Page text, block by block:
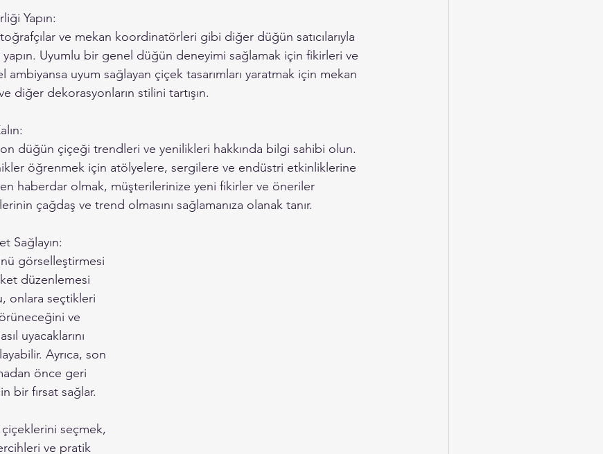
Yapın:
ve mekan koordinatörleri gibi diğer düğün satıcılarıyla
Uyumlu bir genel düğün deneyimi sağlamak için fikirleri ve
ambiyansa uyum sağlayan çiçek tasarımları yaratmak için mekan
diğer dekorasyonların stilini tartışın.
düğün çiçeği trendleri ve yenilikleri hakkında bilgi sahibi olun.
öğrenmek için atölyelere, sergilere ve endüstri etkinliklerine
haberdar olmak, müşterilerinize yeni fikirler ve öneriler
çağdaş ve trend olmasını sağlamanıza olanak tanır.
Sağlayın:
görselleştirmesi
düzenlemesi
onlara seçtikleri
ve
uyacaklarını
Ayrıca, son
önce geri
bir fırsat sağlar.
seçmek,
ve pratik